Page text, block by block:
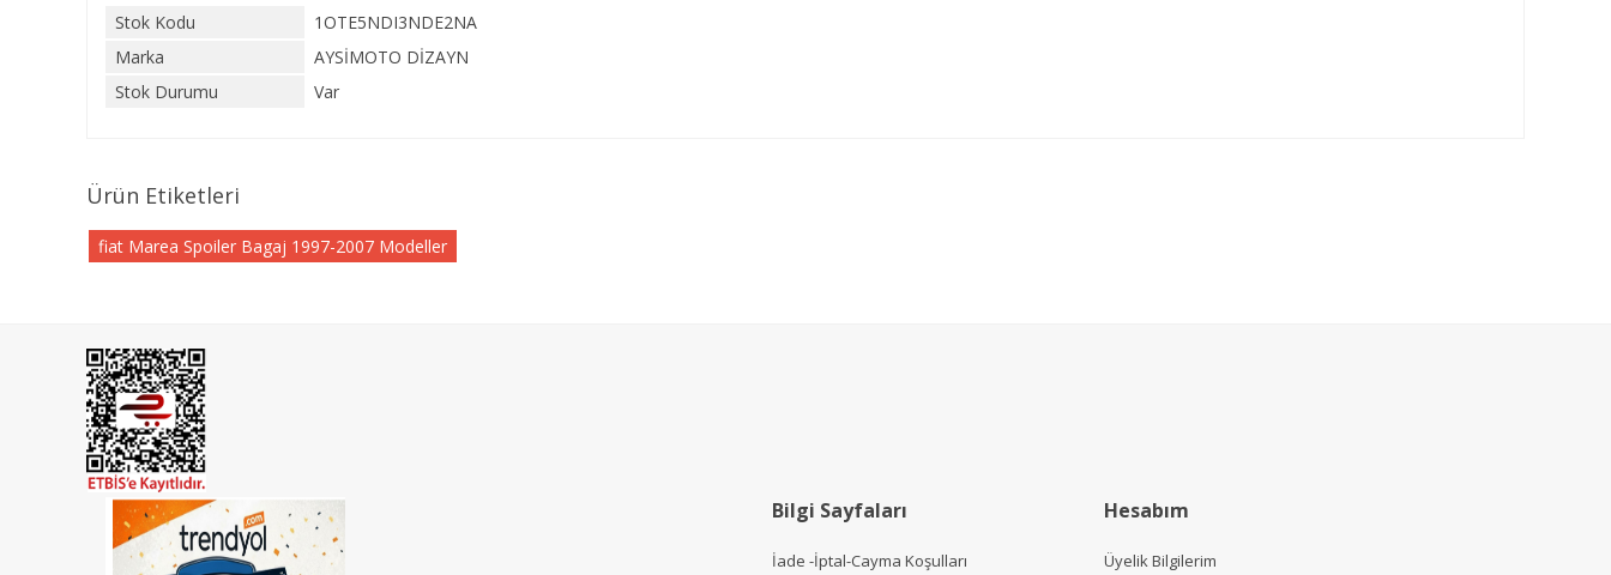
Stok Kodu
1OTE5NDI3NDE2NA
Marka
AYSİMOTO DİZAYN
Stok Durumu
Var
Ürün Etiketleri
fiat Marea Spoiler Bagaj 1997-2007 Modeller
Bilgi Sayfaları
İade -İptal-Cayma Koşulları
Hesabım
Üyelik Bilgilerim